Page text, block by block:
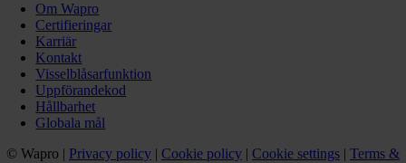
Om Wapro
Certifieringar
Karriär
Kontakt
Visselblåsarfunktion
Uppförandekod
Hållbarhet
Globala mål
© Wapro | Privacy policy | Cookie policy | Cookie settings | Terms &